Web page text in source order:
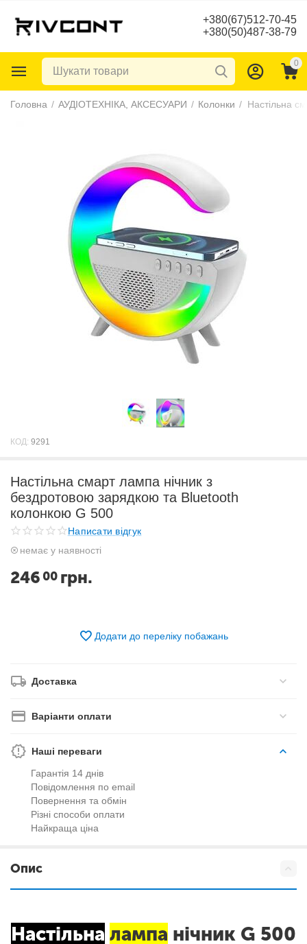
+380(67)512-70-45
+380(50)487-38-79
0
Головна / АУДІОТЕХНІКА, АКСЕСУАРИ / Колонки /
КОД: 9291
Настільна смарт лампа нічник з
бездротовою зарядкою та Bluetooth
колонкою G 500
Написати відгук
немає у наявності
246 00 грн.
Додати до переліку побажань
Доставка
Варіанти оплати
Наші переваги
Гарантія 14 днів
Повідомлення по email
Повернення та обмін
Різні способи оплати
Найкраща ціна
Опис
Настільна лампа нічник G 500